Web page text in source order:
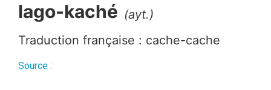
lago-kaché (ayt.)
Traduction française : cache-cache
Source :